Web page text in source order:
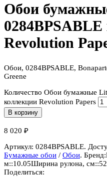
Обои
Revolution
Обои, 0284BPSABLE,
Greene
Количество Обои бумажные
коллекции Revolution Papers
В корзину
8 020 ₽
Артикул: 0284BPSABLE.
Бумажные обои / Обои. Бренд:
м::10.05Ширина рулона, см::52
Поделиться: